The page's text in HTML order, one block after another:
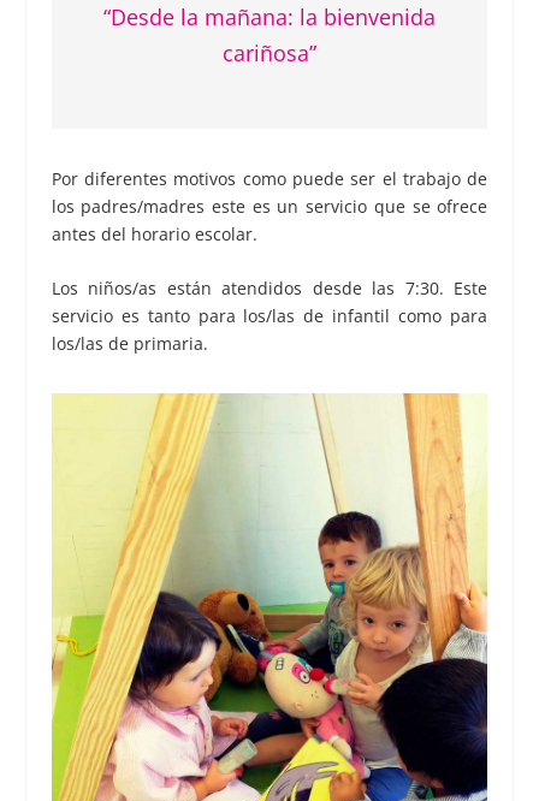
“Desde la mañana: la bienvenida
cariñosa”
Por diferentes motivos como puede ser el trabajo de
los padres/madres este es un servicio que se ofrece
antes del horario escolar.
Los niños/as están atendidos desde las 7:30. Este
servicio es tanto para los/las de infantil como para
los/las de primaria.